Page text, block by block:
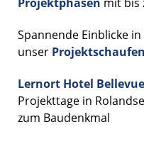
Spannende Einblicke
unser
Lernort Hotel
Projekttage in
zum Baudenkmal